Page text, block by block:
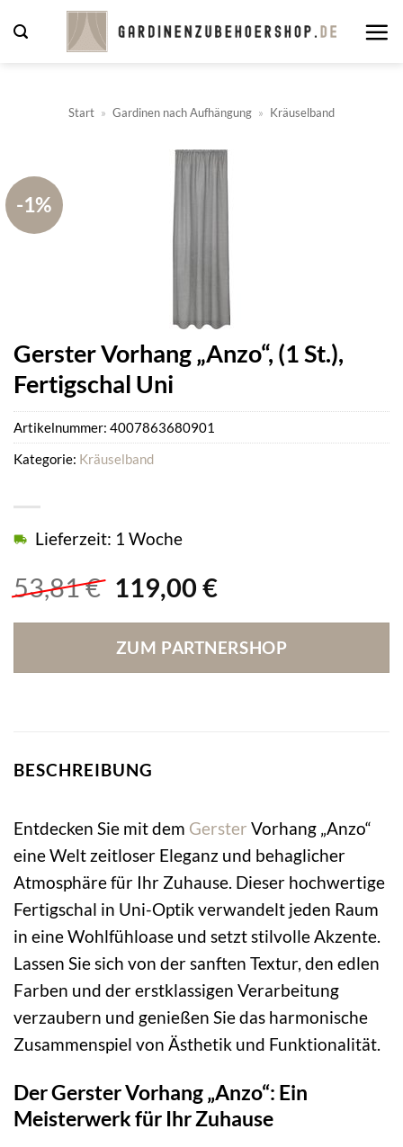
Inhalt
Start » Gardinen nach Aufhängung » Kräuselband
-1%
Gerster Vorhang „Anzo“, (1 St.),
Fertigschal Uni
53,81€ Ursprünglicher
war:
53,81 €
119,00 €Aktueller
ist:
119,00 €.
Lieferzeit: 1 Woche
ZUM PARTNERSHOP
Artikelnummer: 4007863680901
Kategorie: Kräuselband
BESCHREIBUNG
Entdecken Sie mit dem Gerster Vorhang „Anzo“
eine Welt zeitloser Eleganz und behaglicher
Atmosphäre für Ihr Zuhause. Dieser hochwertige
Fertigschal in Uni-Optik verwandelt jeden Raum
in eine Wohlfühloase und setzt stilvolle Akzente.
Lassen Sie sich von der sanften Textur, den edlen
Farben und der erstklassigen Verarbeitung
verzaubern und genießen Sie das harmonische
Zusammenspiel von Ästhetik und Funktionalität.
Der Gerster Vorhang „Anzo“: Ein
Meisterwerk für Ihr Zuhause